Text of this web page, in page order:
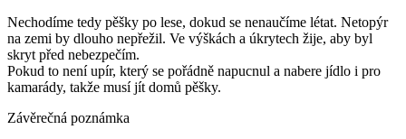
Nechodíme tedy pěšky po lese, dokud se nenaučíme létat. Netopýr
na zemi by dlouho nepřežil. Ve výškách a úkrytech žije, aby byl
skryt před nebezpečím.
Pokud to není upír, který se pořádně napucnul a nabere jídlo i pro
kamarády, takže musí jít domů pěšky.
Závěrečná poznámka